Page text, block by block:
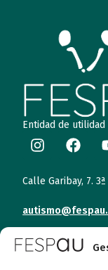
Entidad de
Calle Garibay, 7.
Tlf.: 91 290 58 06